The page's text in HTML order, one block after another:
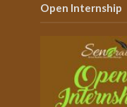
Open Internship